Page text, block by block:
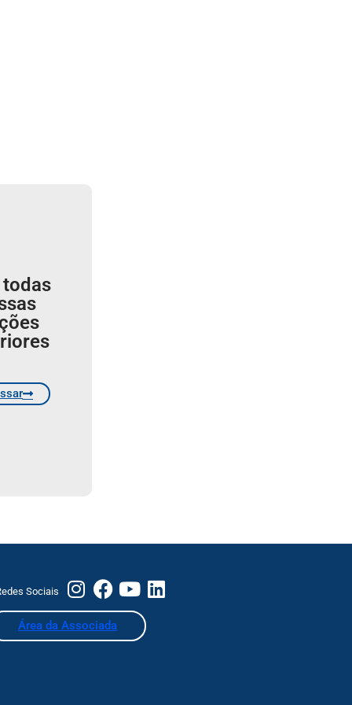
Sociais
Área da Associada